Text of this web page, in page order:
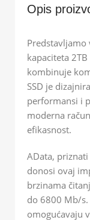
Opis
Predstavljamo
kapaciteta
kombinuje
SSD je
performansi i
moderna
efikasnost.
AData,
donosi ovaj
brzinama
do 6800 Mb/
omogućavaju